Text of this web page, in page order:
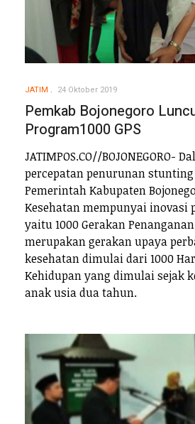
JATIM 24 Oktober 2019
Pemkab Bojonegoro
Program1000 GPS
JATIMPOS.CO//BOJONEGORO-
percepatan penurunan stunting
Pemerintah Kabupaten
Kesehatan mempunyai inovasi
yaitu 1000 Gerakan
merupakan gerakan upaya
kesehatan dimulai dari 1000
Kehidupan yang dimulai sejak
anak usia dua tahun.